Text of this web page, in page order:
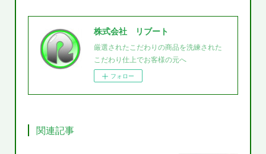
株式会社 リブート
厳選されたこだわりの商品を洗練された
こだわり仕上でお客様の元へ
フォロー
関連記事